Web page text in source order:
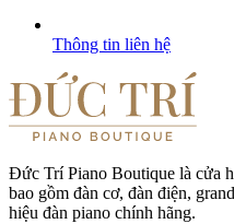
Thông tin liên hệ
Đức Trí Piano Boutique là cửa
bao gồm đàn cơ, đàn điện,
hiệu đàn piano chính hãng.